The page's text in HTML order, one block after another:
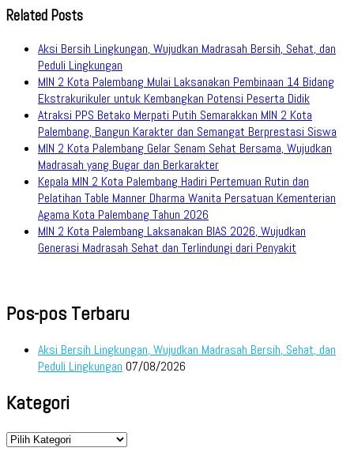
Related Posts
Aksi Bersih Lingkungan, Wujudkan Madrasah Bersih, Sehat, dan
Peduli Lingkungan
MIN 2 Kota Palembang Mulai Laksanakan Pembinaan 14 Bidang
Ekstrakurikuler untuk Kembangkan Potensi Peserta Didik
Atraksi PPS Betako Merpati Putih Semarakkan MIN 2 Kota
Palembang, Bangun Karakter dan Semangat Berprestasi Siswa
MIN 2 Kota Palembang Gelar Senam Sehat Bersama, Wujudkan
Madrasah yang Bugar dan Berkarakter
Kepala MIN 2 Kota Palembang Hadiri Pertemuan Rutin dan
Pelatihan Table Manner Dharma Wanita Persatuan Kementerian
Agama Kota Palembang Tahun 2026
MIN 2 Kota Palembang Laksanakan BIAS 2026, Wujudkan
Generasi Madrasah Sehat dan Terlindungi dari Penyakit
Pos-pos Terbaru
Aksi Bersih Lingkungan, Wujudkan Madrasah Bersih, Sehat, dan
Peduli Lingkungan 07/08/2026
Kategori
Kategori